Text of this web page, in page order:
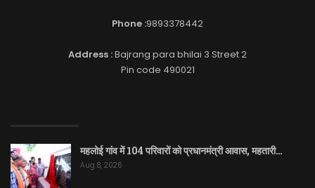
Phone :9893378442
Address :Bajrang para bhilai 3 Street 2
Pin code 490021
महलोई गांव में 104 परिवारों को प्रधानमंत्री आवास, महतारी…
Aug 8, 2026